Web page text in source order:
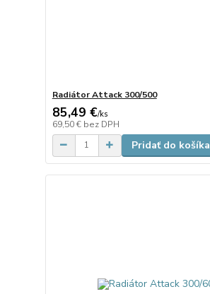
Radiátor Attack 300/500
85,49 €/ks
69,50 € bez DPH
Pridať do košíka